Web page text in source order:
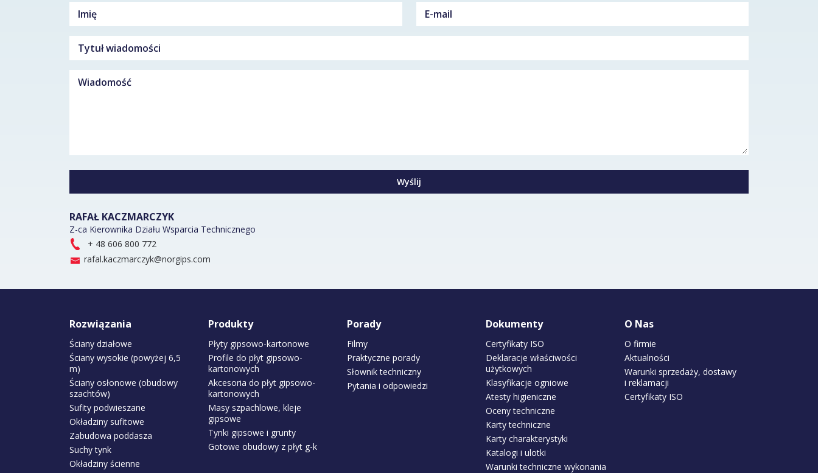
Wyślij
RAFAŁ KACZMARCZYK
Z-ca Kierownika Działu Wsparcia Technicznego
+ 48 606 800 772
rafal.kaczmarczyk@norgips.com
Rozwiązania
Ściany działowe
Ściany wysokie (powyżej 6,5
m)
Ściany osłonowe (obudowy
szachtów)
Sufity podwieszane
Okładziny sufitowe
Zabudowa poddasza
Suchy tynk
Okładziny ścienne
Produkty
Płyty gipsowo-kartonowe
Profile do płyt gipsowo-
kartonowych
Akcesoria do płyt gipsowo-
kartonowych
Masy szpachlowe, kleje
gipsowe
Tynki gipsowe i grunty
Gotowe obudowy z płyt g-k
Porady
Filmy
Praktyczne porady
Słownik techniczny
Pytania i odpowiedzi
Dokumenty
Certyfikaty ISO
Deklaracje właściwości
użytkowych
Klasyfikacje ogniowe
Atesty higieniczne
Oceny techniczne
Karty techniczne
Karty charakterystyki
Katalogi i ulotki
Warunki techniczne wykonania
O Nas
O firmie
Aktualności
Warunki sprzedaży, dostawy
i reklamacji
Certyfikaty ISO